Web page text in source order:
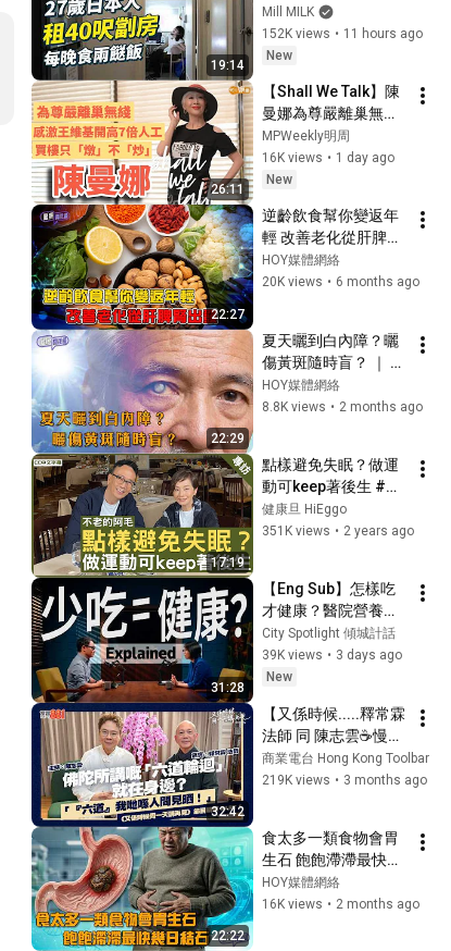
19:14
50呎劏房 每日食兩餸
飯 過低物慾生活 形容
深水埗似大阪西成區
Mill MILK
152K views • 11 hours ago
New
26:11
【Shall We Talk】陳
曼娜為尊嚴離巢無綫 |
感激王維基開高七倍
人工 | 買樓只「燉」
不「炒」 | 唱歌為圓
樂 | 陳曼娜專訪
MPWeekly明周
16K views • 1 day ago
New
22:27
逆齡飲食幫你變返年
輕 改善老化從肝脾腎
出發｜ 健康關注組 ｜
EP489 ｜ 逆齡 ｜ 庾
HOY媒體網絡
20K views • 6 months ago
22:29
夏天曬到白內障？曬
傷黃斑隨時盲？ ｜ 健
康關注組 ｜ EP580 ｜
白內障 ｜ 黃斑病變
智賢 ｜ HOY
HOY媒體網絡
8.8K views • 2 months ago
17:19
點樣避免失眠？做運
動可keep著後生 #毛
舜筠 鄭丹瑞《健康
旦》EP 3 (CC中文字
健康旦 HiEggo
351K views • 2 years ago
31:28
【Eng Sub】怎樣吃
才健康？醫院營養師
破解長者最常見飲食
迷思| Eat healthier
City Spotlight 傾城計話
39K views • 3 days ago
New
32:42
【又係時候.....釋常霖
法師 同 陳志雲☕慢慢
傾】PART 1 ｜《又係
時候同一天講再見》
商業電台 Hong Kong Toolbar
219K views • 3 months ago
22:22
食太多一類食物會胃
生石 飽飽滯滯最快幾
日結石 ｜ 健康關注組
｜ EP565 ｜ 胃石 ｜
HOY媒體網絡
16K views • 2 months ago